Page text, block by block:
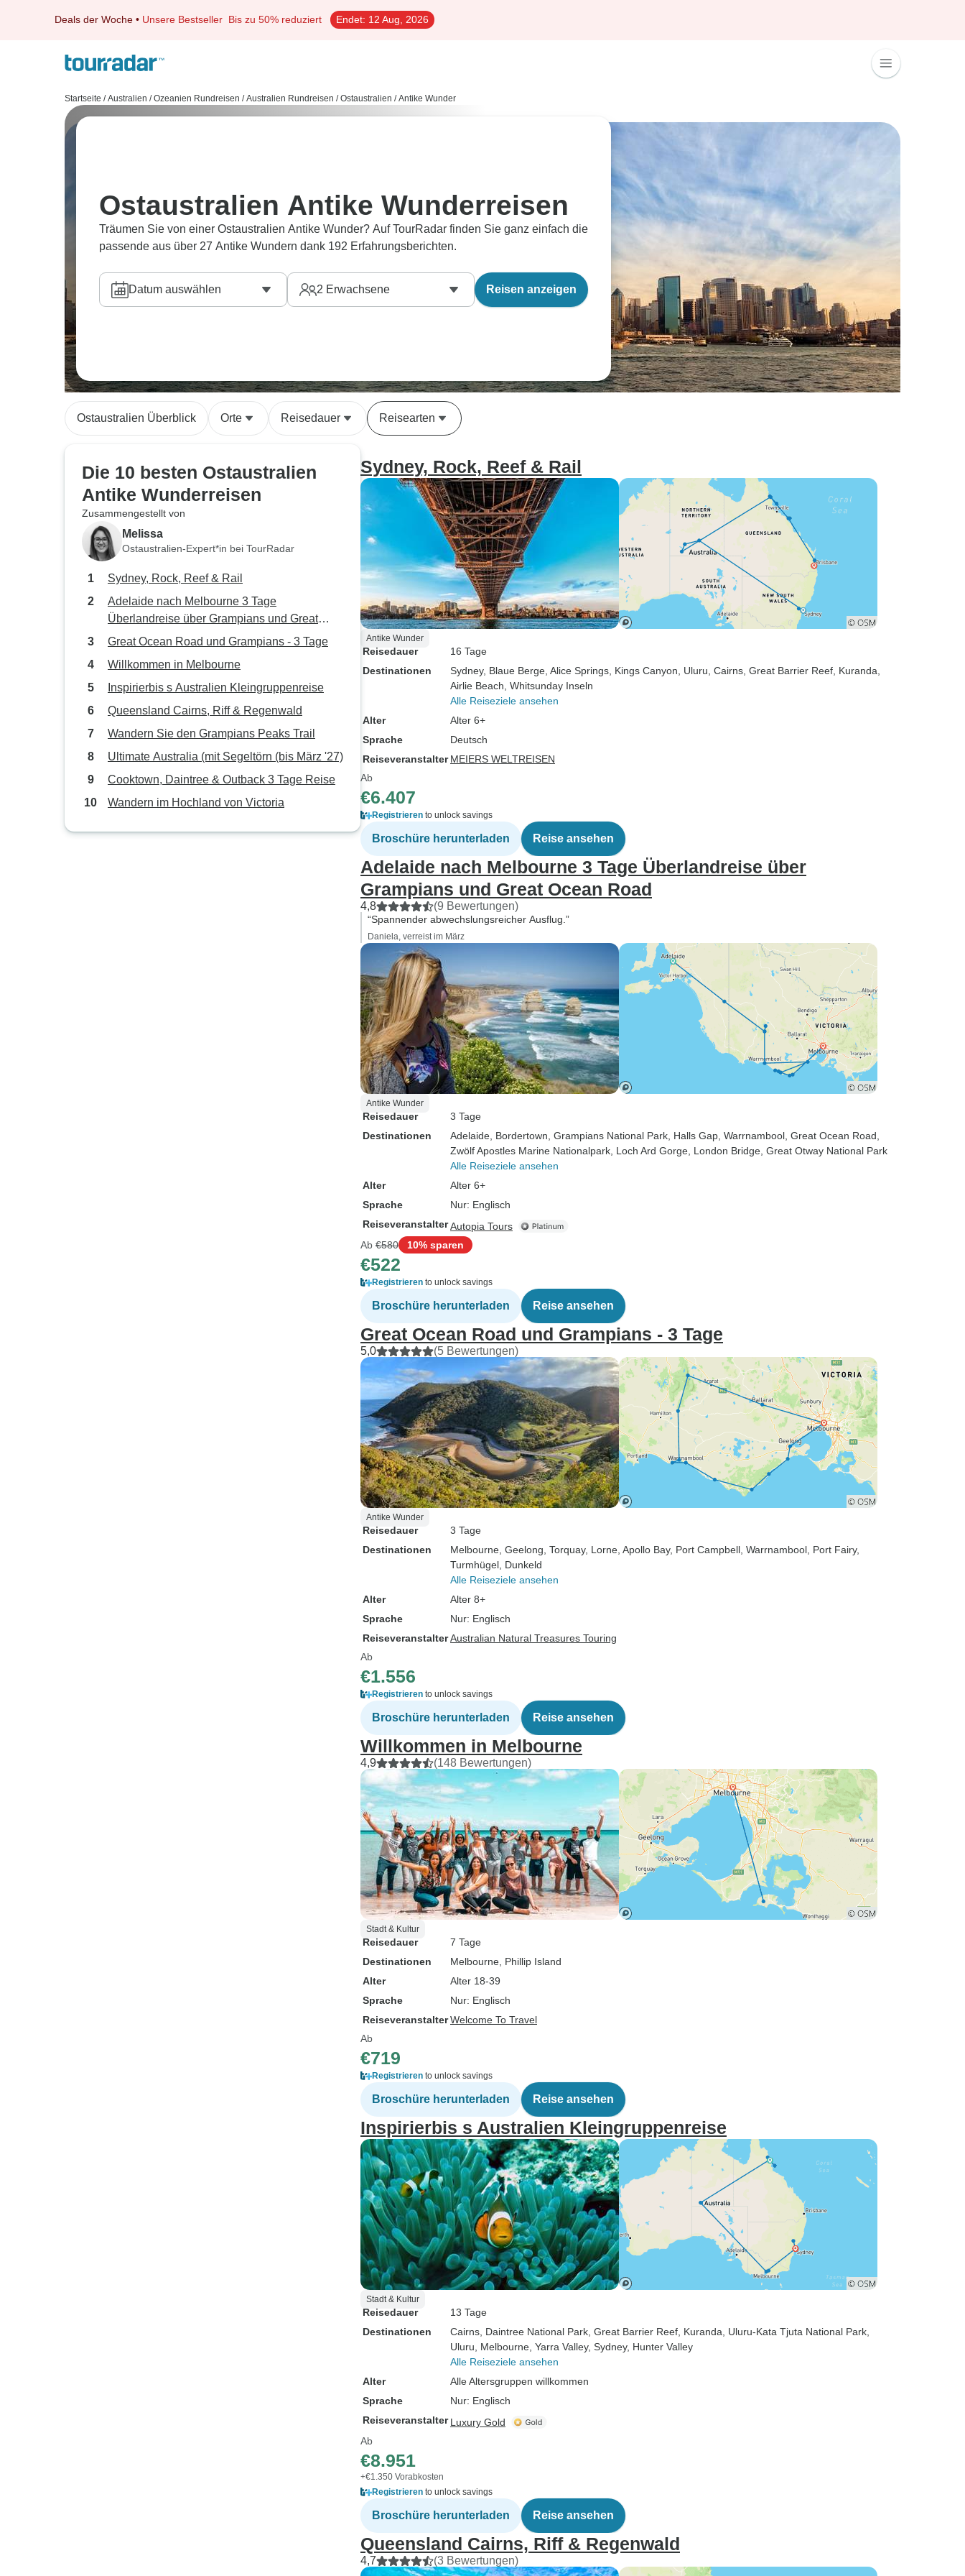
Deals der Woche • Unsere Bestseller Bis zu 50% reduziert Endet: 12 Aug, 2026
Startseite / Australien / Ozeanien Rundreisen / Australien Rundreisen / Ostaustralien / Antike Wunder
Ostaustralien Antike Wunderreisen
Träumen Sie von einer Ostaustralien Antike Wunder? Auf TourRadar finden Sie ganz einfach die
passende aus über 27 Antike Wundern dank 192 Erfahrungsberichten.
Datum auswählen 2 Erwachsene Reisen anzeigen
Ostaustralien Überblick Orte Reisedauer Reisearten
Die 10 besten Ostaustralien
Antike Wunderreisen
Zusammengestellt von
Melissa
Ostaustralien-Expert*in bei TourRadar
Sydney, Rock, Reef & Rail
Adelaide nach Melbourne 3 Tage
Überlandreise über Grampians und Great
Ocean Road
Great Ocean Road und Grampians - 3 Tage
Willkommen in Melbourne
Inspirierbis s Australien Kleingruppenreise
Queensland Cairns, Riff & Regenwald
Wandern Sie den Grampians Peaks Trail
Ultimate Australia (mit Segeltörn (bis März '27)
Cooktown, Daintree & Outback 3 Tage Reise
Wandern im Hochland von Victoria
Sydney, Rock, Reef & Rail
Antike Wunder
Reisedauer
16 Tage
Destinationen
Sydney, Blaue Berge , Alice Springs , Kings Canyon , Uluru , Cairns , Great Barrier Reef , Kuranda
Airlie Beach , Whitsunday Inseln
Alle Reiseziele ansehen
Alter
Alter 6+
Sprache
Deutsch
Reiseveranstalter MEIERS WELTREISEN
Ab
€6.407
Registrieren to unlock savings
Broschüre herunterladen Reise ansehen
Adelaide nach Melbourne 3 Tage Überlandreise über
Grampians und Great Ocean Road
4,8 (9 Bewertungen)
“Spannender abwechslungsreicher Ausflug.”
Daniela, verreist im März
Antike Wunder
Reisedauer
3 Tage
Destinationen
Adelaide , Bordertown , Grampians National Park , Halls Gap , Warrnambool , Great Ocean Road
Zwölf Apostles Marine Nationalpark , Loch Ard Gorge , London Bridge , Great Otway National Park
Alle Reiseziele ansehen
Alter
Alter 6+
Sprache
Nur: Englisch
ReiseveranstalterAutopia Tours
Ab €580 10% sparen
€522
Registrieren to unlock savings
Broschüre herunterladen Reise ansehen
Great Ocean Road und Grampians - 3 Tage
5,0 (5 Bewertungen)
Antike Wunder
Reisedauer
3 Tage
Destinationen
Melbourne , Geelong , Torquay, Lorne , Apollo Bay, Port Campbell , Warrnambool , Port Fairy,
Turmhügel , Dunkeld
Alle Reiseziele ansehen
Alter
Alter 8+
Sprache
Nur: Englisch
ReiseveranstalterAustralian Natural Treasures Touring
Ab
€1.556
Registrieren to unlock savings
Broschüre herunterladen Reise ansehen
Willkommen in Melbourne
4,9 (148 Bewertungen)
Stadt & Kultur
Reisedauer
7 Tage
Destinationen
Melbourne , Phillip Island
Alter
Alter 18-39
Sprache
Nur: Englisch
ReiseveranstalterWelcome To Travel
Ab
€719
Registrieren to unlock savings
Broschüre herunterladen Reise ansehen
Inspirierbis s Australien Kleingruppenreise
Stadt & Kultur
Reisedauer
13 Tage
Destinationen
Cairns , Daintree National Park , Great Barrier Reef , Kuranda , Uluru-Kata Tjuta National Park
Uluru , Melbourne , Yarra Valley, Sydney, Hunter Valley
Alle Reiseziele ansehen
Alter
Alle Altersgruppen willkommen
Sprache
Nur: Englisch
Reiseveranstalter Luxury Gold
Ab
€8.951
+€1.350 Vorabkosten
Registrieren to unlock savings
Broschüre herunterladen Reise ansehen
Queensland Cairns, Riff & Regenwald
4,7 (3 Bewertungen)